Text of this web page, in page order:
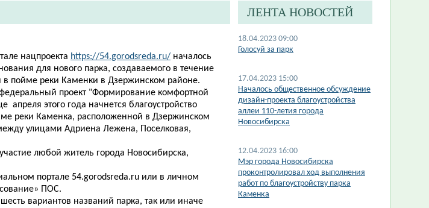
нацпроекта https://54.gorodsreda.ru/ началось
для нового парка, создаваемого в течение
в пойме реки Каменки в Дзержинском районе.
проект "Формирование комфортной
апреля этого года начнется благоустройство
реки Каменка, расположенной в Дзержинском
улицами Адриена Лежена, Поселковая,
любой житель города Новосибирска,
портале 54.gorodsreda.ru или в личном
ПОС.
вариантов названий парка, так или иначе
ЛЕНТА НОВОСТЕЙ
18.04.2023 09:00
​Голосуй за парк
17.04.2023 15:00
Началось общественное обсуждение
дизайн-проекта благоустройства
аллеи 110-летия города
Новосибирска
12.04.2023 16:00
Мэр города Новосибирска
проконтролировал ход выполнения
работ по благоустройству парка
Каменка